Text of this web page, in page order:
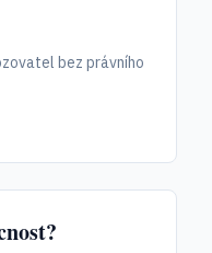
bez právního